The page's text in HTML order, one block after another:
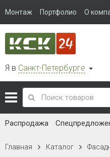
Монтаж Портфолио О
Я в Санкт-Петербурге
Распродажа
Главная Каталог